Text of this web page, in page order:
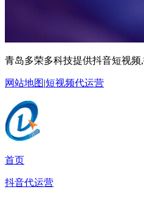
青岛多荣多科技提供抖音短视
网站地图|短视频代运营
首页
抖音代运营